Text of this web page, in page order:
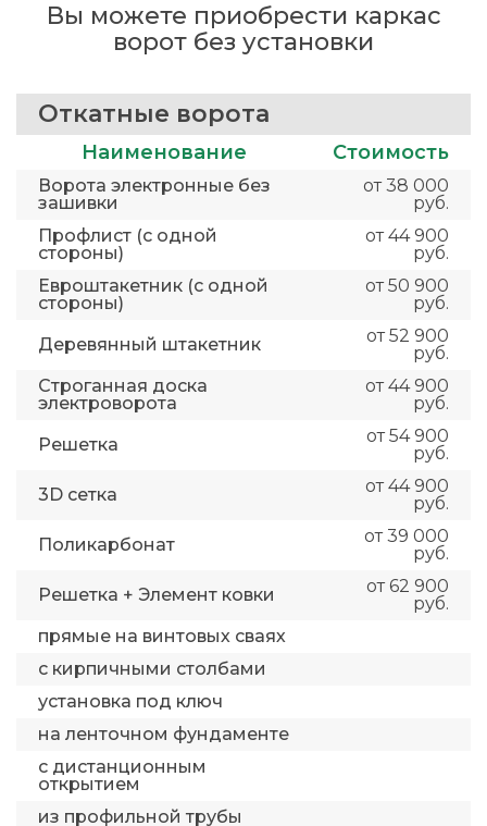
Вы можете приобрести каркас
ворот без установки
Откатные ворота
Наименование Стоимость
Ворота электронные без
зашивки
от 38 000
руб.
Профлист (с одной
стороны)
от 44 900
руб.
Евроштакетник (с одной
стороны)
от 50 900
руб.
Деревянный штакетник
от 52 900
руб.
Строганная доска
электроворота
от 44 900
руб.
Решетка
от 54 900
руб.
3D сетка
от 44 900
руб.
Поликарбонат
от 39 000
руб.
Решетка + Элемент ковки
от 62 900
руб.
прямые на винтовых сваях
с кирпичными столбами
установка под ключ
на ленточном фундаменте
с дистанционным
открытием
из профильной трубы